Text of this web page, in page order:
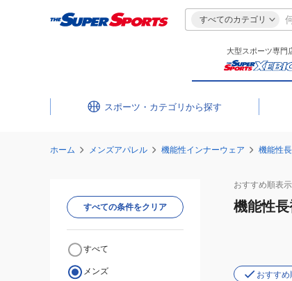
すべてのカテゴリ
大型スポーツ専門
スポーツ・カテゴリ
ホーム メンズアパレル 機能性インナーウェア 機能性
おすすめ順表示
機能性
おすすめ
すべての条件をクリア
すべて
メンズ